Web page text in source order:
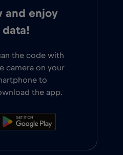
and enjoy
the code with
camera on your
to
the app.